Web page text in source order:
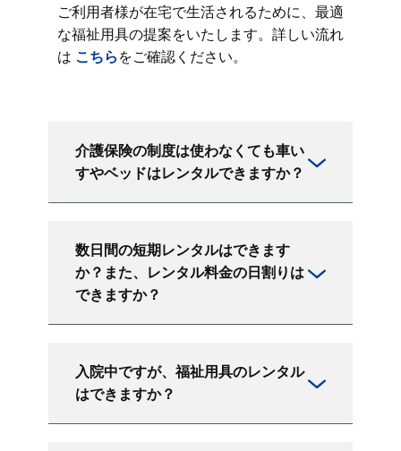
ご利用者様が在宅で生活されるために、最適
な福祉用具の提案をいたします。詳しい流れ
は こちらをご確認ください。
介護保険の制度は使わなくても車い
すやベッドはレンタルできますか？
数日間の短期レンタルはできます
か？また、レンタル料金の日割りは
できますか？
入院中ですが、福祉用具のレンタル
はできますか？